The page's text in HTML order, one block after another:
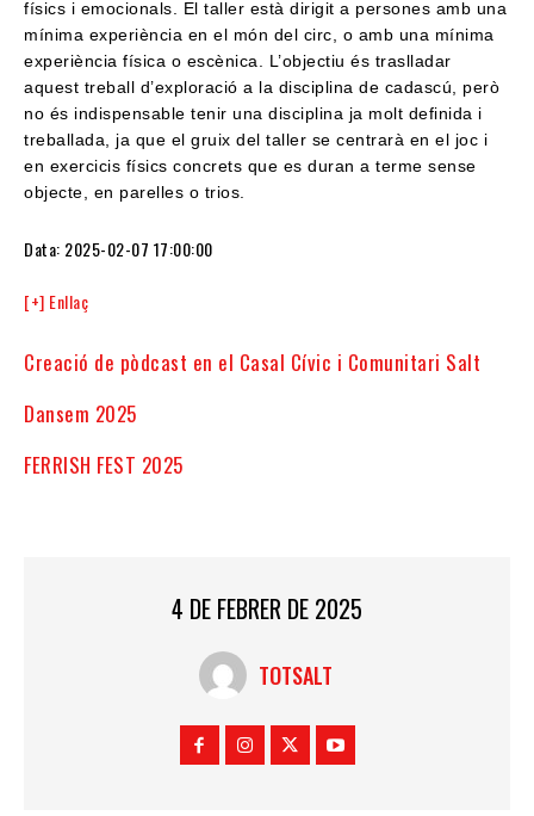
físics i emocionals. El taller està dirigit a persones amb una
mínima experiència en el món del circ, o amb una mínima
experiència física o escènica. L’objectiu és traslladar
aquest treball d’exploració a la disciplina de cadascú, però
no és indispensable tenir una disciplina ja molt definida i
treballada, ja que el gruix del taller se centrarà en el joc i
en exercicis físics concrets que es duran a terme sense
objecte, en parelles o trios.
Data: 2025-02-07 17:00:00
[+] Enllaç
Creació de pòdcast en el Casal Cívic i Comunitari Salt
Dansem 2025
FERRISH FEST 2025
4 DE FEBRER DE 2025
TOTSALT